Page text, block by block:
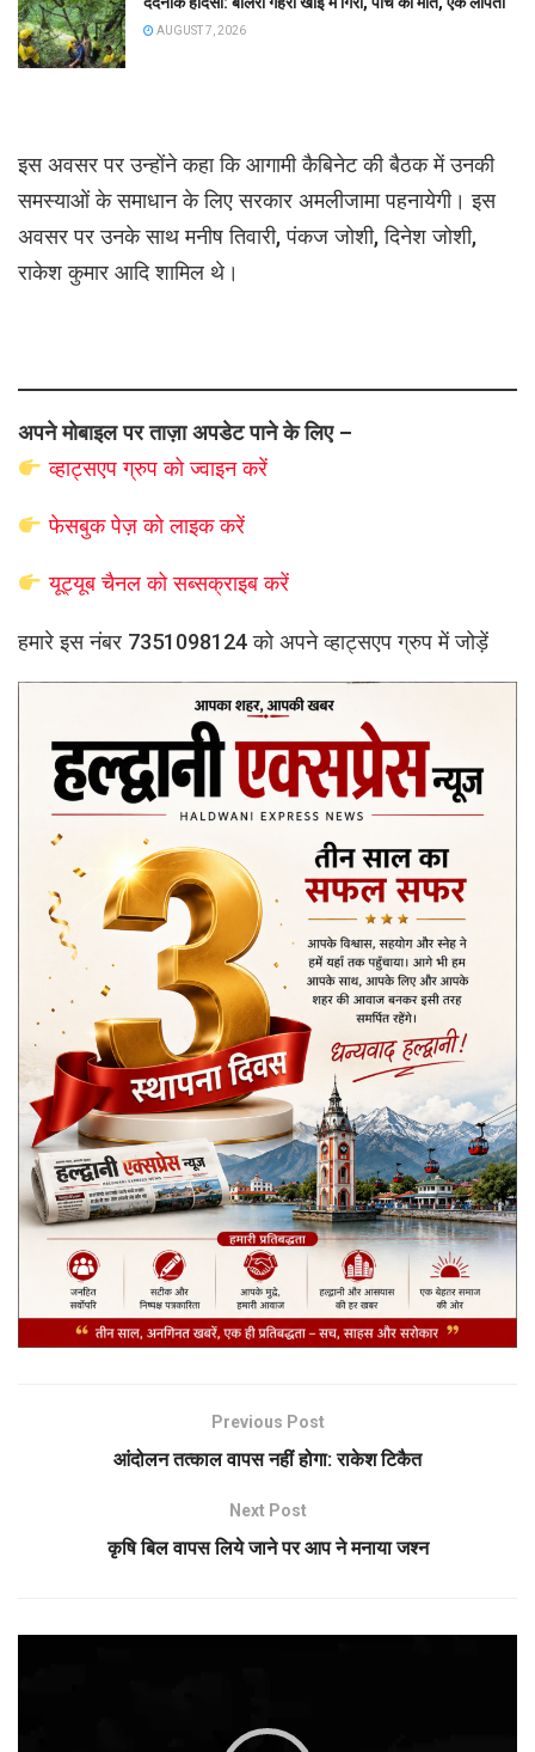
AUGUST 7, 2026
इस अवसर पर उन्होंने कहा कि आगामी कैबिनेट की बैठक में उनकी
समस्याओं के समाधान के लिए सरकार अमलीजामा पहनायेगी। इस
अवसर पर उनके साथ मनीष तिवारी, पंकज जोशी, दिनेश जोशी,
राकेश कुमार आदि शामिल थे।
अपने मोबाइल पर ताज़ा अपडेट पाने के लिए –
व्हाट्सएपग्रुप कोज्वाइन करें
फेसबुक पेज़ को लाइक करें
यूट्यूब चैनल को सब्सक्राइब करें
हमारे इस नंबर 7351098124 को अपने व्हाट्सएप ग्रुप में जोड़ें
Previous Post
आंदोलन तत्काल वापस नहीं होगा: राकेश टिकैत
Next Post
कृषि बिल वापस लिये जाने पर आप ने मनाया जश्न